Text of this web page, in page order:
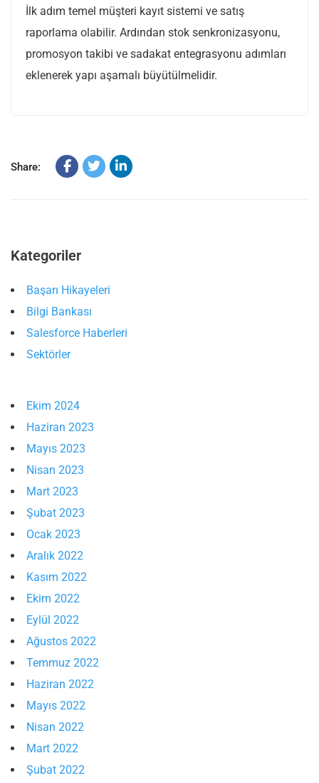
İlk adım temel müşteri kayıt sistemi ve satış
raporlama olabilir. Ardından stok senkronizasyonu,
promosyon takibi ve sadakat entegrasyonu adımları
eklenerek yapı aşamalı büyütülmelidir.
Share:
Kategoriler
Başarı Hikayeleri
Bilgi Bankası
Salesforce Haberleri
Sektörler
Ekim 2024
Haziran 2023
Mayıs 2023
Nisan 2023
Mart 2023
Şubat 2023
Ocak 2023
Aralık 2022
Kasım 2022
Ekim 2022
Eylül 2022
Ağustos 2022
Temmuz 2022
Haziran 2022
Mayıs 2022
Nisan 2022
Mart 2022
Şubat 2022